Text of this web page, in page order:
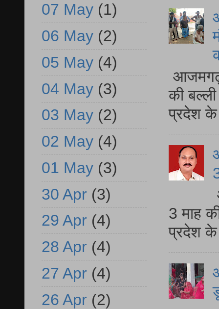
आजमगढ़
की
प्रदेश
3 माह
प्रदेश
07 May (1)
06 May (2)
05 May (4)
04 May (3)
03 May (2)
02 May (4)
01 May (3)
30 Apr (3)
29 Apr (4)
28 Apr (4)
27 Apr (4)
26 Apr (2)